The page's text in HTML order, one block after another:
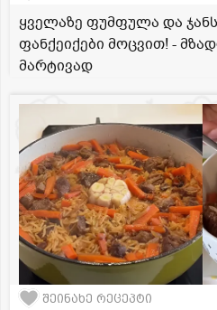
ყველაზე ფუმფულა და
ფანქეიქები მოცვით! -
მარტივად
შეინახე რეცეპტი